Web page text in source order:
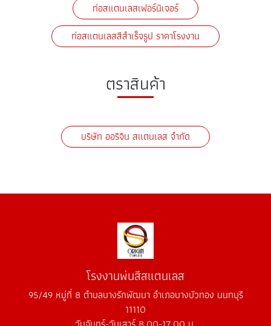
ท่อสแตนเลสเฟอร์นิเจอร์
ท่อสแตนเลสสีสำเร็จรูป ราคาโรงงาน
ตราสินค้า
บริษัท ออริจิน สแตนเลส จำกัด
โรงงานพ่นสีสแตนเลส
95/49 หมู่ที่ 8 ตำบลบางรักพัฒนา อำเภอบางบัวทอง นนทบุรี
11110